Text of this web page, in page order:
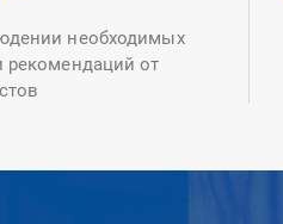
необходимых
рекомендаций от